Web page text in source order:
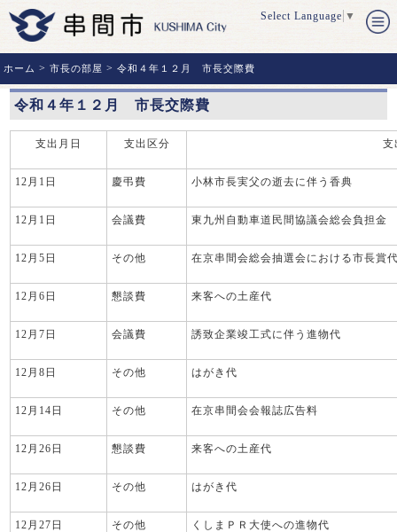
Select Language ▼
ホーム >市長の部屋 >令和４年１２月 市長交際費
令和４年１２月 市長交際費
支出月日 支出区分 支
12月1日 慶弔費 小林市長実父の逝去に伴う香典
12月1日 会議費 東九州自動車道民間協議会総会負担金
12月5日 その他 在京串間会総会抽選会における市長賞
12月6日 懇談費 来客への土産代
12月7日 会議費 誘致企業竣工式に伴う進物代
12月8日 その他 はがき代
12月14日 その他 在京串間会会報誌広告料
12月26日 懇談費 来客への土産代
12月26日 その他 はがき代
12月27日 その他 くしまＰＲ大使への進物代